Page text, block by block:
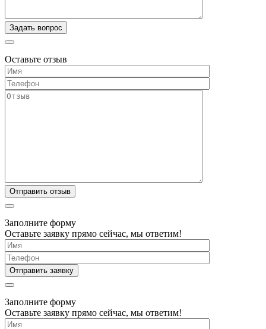
Оставьте отзыв
Заполните форму
Оставьте заявку прямо сейчас, мы ответим!
Заполните форму
Оставьте заявку прямо сейчас, мы ответим!